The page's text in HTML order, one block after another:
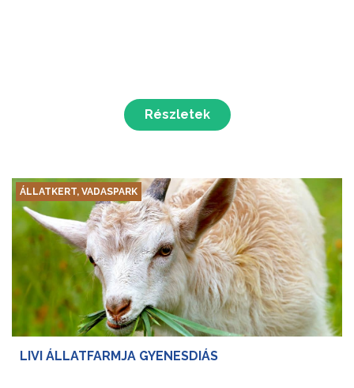
Részletek
ÁLLATKERT, VADASPARK
LIVI ÁLLATFARMJA GYENESDIÁS